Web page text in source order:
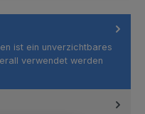
ist ein unverzichtbares
verwendet werden